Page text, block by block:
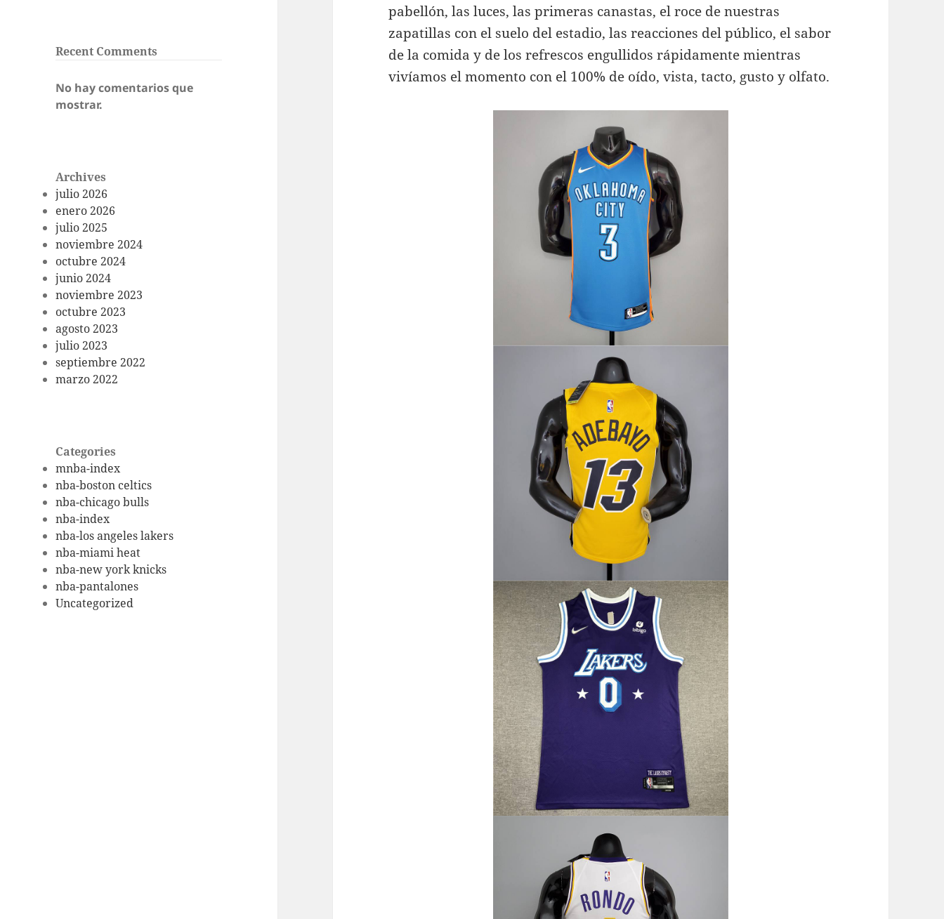
Recent Comments
No hay comentarios que
mostrar.
Archives
julio 2026
enero 2026
julio 2025
noviembre 2024
octubre 2024
junio 2024
noviembre 2023
octubre 2023
agosto 2023
julio 2023
septiembre 2022
marzo 2022
Categories
mnba-index
nba-boston celtics
nba-chicago bulls
nba-index
nba-los angeles lakers
nba-miami heat
nba-new york knicks
nba-pantalones
Uncategorized
pabellón, las luces, las primeras canastas, el roce de nuestras
zapatillas con el suelo del estadio, las reacciones del público, el sabor
de la comida y de los refrescos engullidos rápidamente mientras
vivíamos el momento con el 100% de oído, vista, tacto, gusto y olfato.